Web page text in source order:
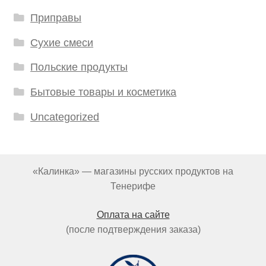
Приправы
Сухие смеси
Польские продукты
Бытовые товары и косметика
Uncategorized
«Калинка» — магазины русских продуктов на
Тенерифе
Оплата на сайте
(после подтверждения заказа)